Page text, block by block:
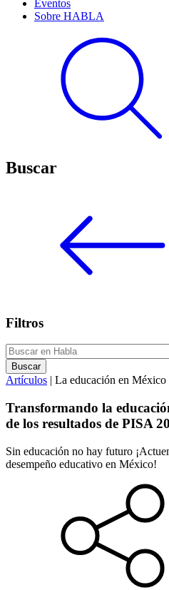
Eventos
Sobre HABLA
Buscar
Filtros
Artículos | La educación en México
Transformando la
de los resultados de PISA
Sin educación no hay futuro
desempeño educativo en México!